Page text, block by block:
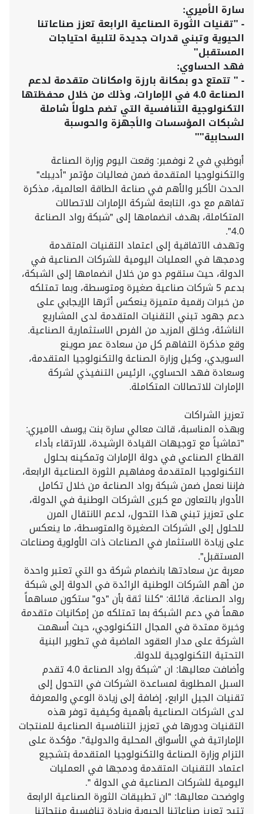
سارة الأميري:
-"تقنيات الثورة الصناعية الرابعة تعزز صناعاتنا
الحيوية وتبني قدرات جديدة لتلبية احتياجات
المستقبل"
فهد الحساوي:
-" تتمتع دو بمكانة بارزة وامكانات متقدمة لدعم
الصناعة 4.0 في الإمارات، وذلك من خلال محفظتها
التكنولوجية التنافسية التي تضم حلولاً شاملة
لشبكات المؤسسات والأجهزة والحوسبة
السحابية""
أبوظبي في 2 نوفمبر: وقعت اليوم وزارة الصناعة
والتكنولوجيا المتقدمة ضمن فعاليات مؤتمر "أديبك"
الحدث الأكبر والأهم في صناعة الطاقة العالمية، مذكرة
تفاهم مع دو، التابعة لشركة الإمارات للاتصالات
المتكاملة، بهدف انضمامها إلى "شبكة رواد الصناعة
4.0".
وتهدف الاتفاقية إلى اعتماد التقنيات المتقدمة
ودمجها في العمليات اليومية للشركات الصناعية في
الدولة، حيث ستقوم دو من خلال انضمامها إلى الشبكة،
بدعم 5 شركات صناعية صغيرة ومتوسطة، وبما تمتلكه
من خبرات رقمية متميزة ينعكس أثرها الإيجابي على
دعم جهود تبني التقنيات المتقدمة لدى المشاريع
الناشئة، وخلق المزيد من الفرص الاستثمارية الصناعية.
وقع مذكرة التفاهم كل من سعادة عمر صوينع
السويدي، وكيل وزارة الصناعة والتكنولوجيا المتقدمة،
وسعادة فهد الحساوي، الرئيس التنفيذي لشركة
الإمارات للاتصالات المتكاملة.
تعزيز الشراكات
وبهذه المناسبة، قالت معالي سارة بنت يوسف الاميري:
"تماشياً مع توجيهات القيادة الرشيدة، للارتقاء بأداء
القطاع الصناعي في دولة الإمارات وتمكينه بحلول
التكنولوجيا المتقدمة ومفاهيم الثورة الصناعية الرابعة،
فإننا نعمل ضمن شبكة رواد الصناعة من خلال تكامل
الأدوار بالتعاون مع كبرى الشركات الوطنية في الدولة،
على تعزيز تبني هذا التحول، لدعم الانتقال المرن
للحلول إلى الشركات الصغيرة والمتوسطة، ما ينعكس
على زيادة الاستثمار في الصناعات ذات الأولوية وصناعات
المستقبل".
معربة عن سعادتها بانضمام شركة دو التي تعتبر واحدة
من أهم الشركات الوطنية الرائدة في الدولة إلى شبكة
رواد الصناعة. قائلة: "كلنا ثقة بأن "دو" ستكون مساهماً
مهماً في دعم الشبكة بما تمتلكه من إمكانيات متقدمة
وخبرة ممتدة في المجال التكنولوجي، حيث أسهمت
الشركة على مدار العقود الماضية في تطوير البنية
التحتية التكنولوجية للدولة.
وأضافت معاليها: ان "شبكة رواد الصناعة 4.0 تقدم
السبل المطلوبة لمساعدة الشركات في التحول إلى
تقنيات الجيل الرابع، إضافة إلى زيادة الوعي والمعرفة
لدى الشركات الصناعية بأهمية وكيفية توفر هذه
التقنيات ودورها في تعزيز التنافسية الصناعية للمنتجات
الإماراتية في الأسواق المحلية والدولية". مؤكدة على
التزام وزارة الصناعة والتكنولوجيا المتقدمة بتشجيع
اعتماد التقنيات المتقدمة ودمجها في العمليات
اليومية للشركات الصناعية في الدولة ".
واوضحت معاليها: "ان تطبيقات الثورة الصناعية الرابعة